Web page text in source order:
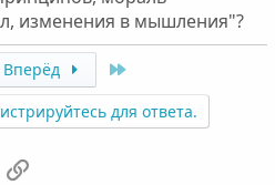
бред (в душе не
суидцида
изменения в мышления"?
Вперёд
для ответа.
почта